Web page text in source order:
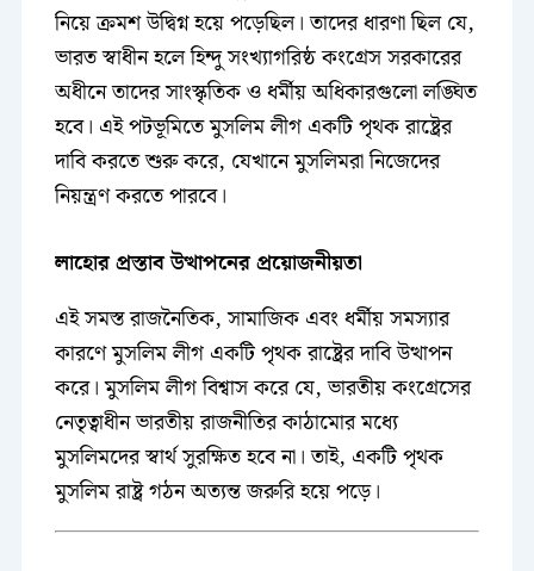
নিয়ে ক্রমশ উদ্বিগ্ন হয়ে পড়েছিল। তাদের ধারণা ছিল যে,
ভারত স্বাধীন হলে হিন্দু সংখ্যাগরিষ্ঠ কংগ্রেস সরকারের
অধীনে তাদের সাংস্কৃতিক ও ধর্মীয় অধিকারগুলো লঙ্ঘিত
হবে। এই পটভূমিতে মুসলিম লীগ একটি পৃথক রাষ্ট্রের
দাবি করতে শুরু করে, যেখানে মুসলিমরা নিজেদের
নিয়ন্ত্রণ করতে পারবে।
লাহোর প্রস্তাব উত্থাপনের প্রয়োজনীয়তা
এই সমস্ত রাজনৈতিক, সামাজিক এবং ধর্মীয় সমস্যার
কারণে মুসলিম লীগ একটি পৃথক রাষ্ট্রের দাবি উত্থাপন
করে। মুসলিম লীগ বিশ্বাস করে যে, ভারতীয় কংগ্রেসের
নেতৃত্বাধীন ভারতীয় রাজনীতির কাঠামোর মধ্যে
মুসলিমদের স্বার্থ সুরক্ষিত হবে না। তাই, একটি পৃথক
মুসলিম রাষ্ট্র গঠন অত্যন্ত জরুরি হয়ে পড়ে।